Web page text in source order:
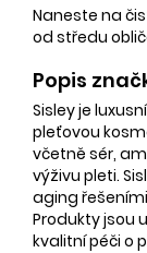
Naneste na
od středu
Popis
Sisley je
pleťovou
včetně sér,
výživu pleti.
aging
Produkty jsou
kvalitní péči o